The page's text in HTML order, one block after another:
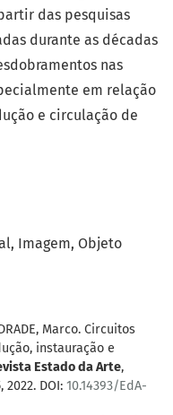
Imagem Objeto
Marco. Circuitos
instauração e
Estado da Arte,
2022. DOI: 10.14393/EdA-
das pesquisas
durante as décadas
nas
em relação
e circulação de